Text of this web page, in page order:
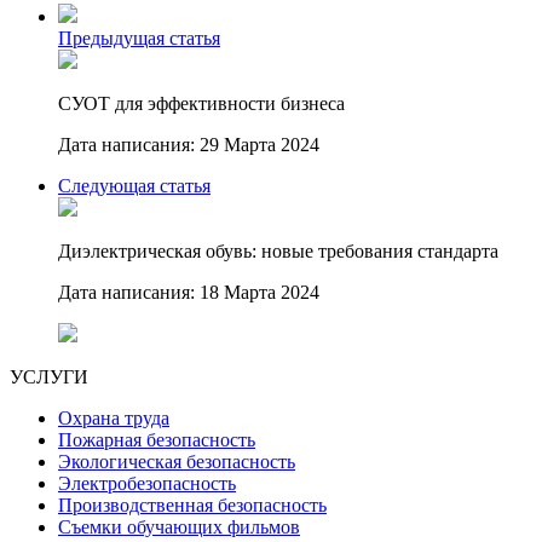
Предыдущая статья
СУОТ для эффективности бизнеса
Дата написания: 29 Марта 2024
Следующая статья
Диэлектрическая обувь: новые требования стандарта
Дата написания: 18 Марта 2024
УСЛУГИ
Охрана труда
Пожарная безопасность
Экологическая безопасность
Электробезопасность
Производственная безопасность
Съемки обучающих фильмов